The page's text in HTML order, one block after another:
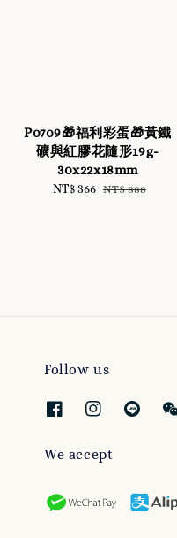
P0709🎁福利彩蛋🎁黃鐵
礦與紅膠花隨形19g-
30x22x18mm
Sale
NT$ 366 Regular
NT$ 888
Follow us
We accept